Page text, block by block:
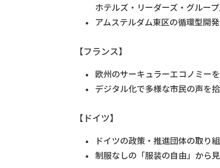
ホテルズ・リーダーズ・グループ
アムステルダム東区の循環型開
【フランス】
欧州のサーキュラーエコノミー
デジタル化で多様な市民の声を
【ドイツ】
ドイツの政策・推進団体の取り
制服なしの「服装の自由」から